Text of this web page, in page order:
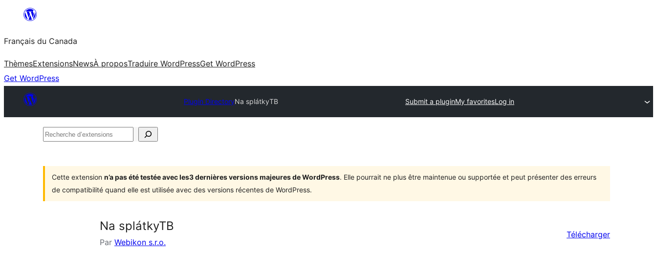
contenu
Français du Canada
ThèmesExtensionsNewsÀ proposTraduire WordPressGet WordPress
Get WordPress
Plugin DirectoryNa splátkyTB Submit a pluginMy favoritesLog in
Recherche
Cette extension n’a pas été testée avec les3 dernières versions majeures de WordPress. Elle pourrait ne plus être maintenue ou supportée et peut présenter des erreurs
de compatibilité quand elle est utilisée avec des versions récentes de WordPress.
Na splátkyTB
Par Webikon s.r.o.
Télécharger